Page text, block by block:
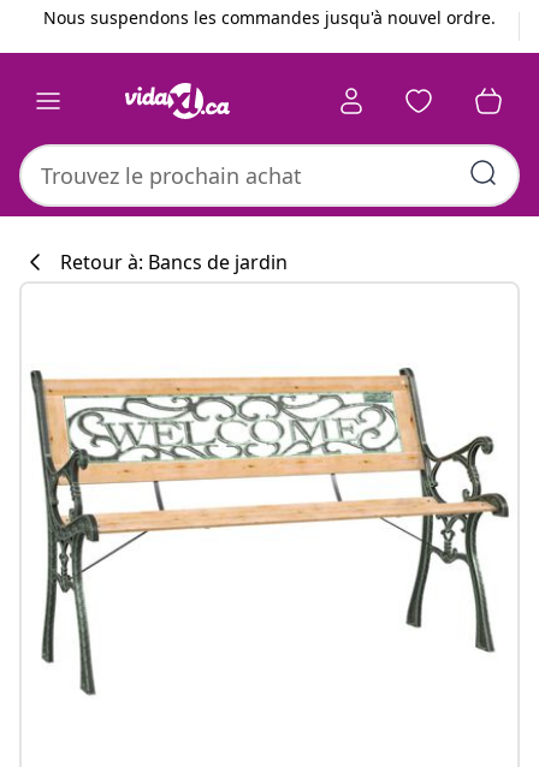
Précédent
Suivant
Nous suspendons les commandes jusqu'à nouvel ordre.
Retour à: Bancs de jardin